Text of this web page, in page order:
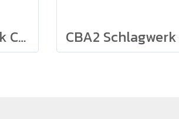
CBA1 Schlagwerk Construction kit คาฮองประกอบเอง